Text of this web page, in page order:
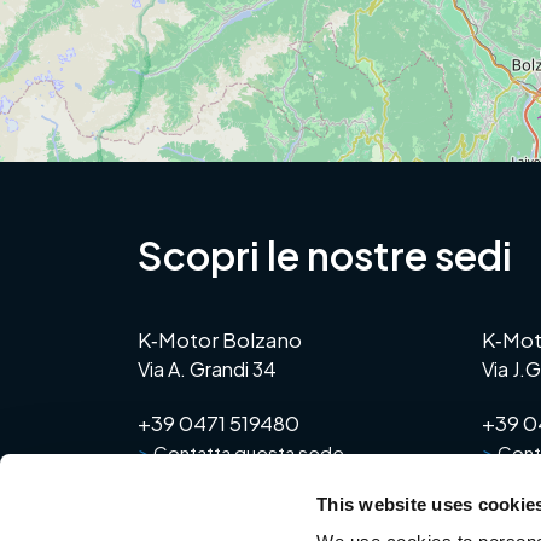
This website uses
Scopri le nostre sedi
K‑Motor Bolzano
Via A. Grandi 34
+39 0471 519480
>Contatta questa sede
Via
+39
>